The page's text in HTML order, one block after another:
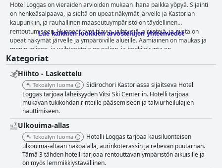
Hotel Loggas on vieraiden arvioiden mukaan ihana paikka yöpyä. Sijainti
on henkeäsalpaava, ja sieltä on upeat näkymät järvelle ja Kastorian
kaupunkiin, ja rauhallinen maaseutuympäristö on täydellinen
rentoutumiseen. Huoneet ovat tilavia, viihtyisiä ja siistejä, ja niistä on
upeat näkymät järvelle ja ympäröiville alueille. Aamiainen on maukas ja
monipuolinen, ja vaihtoehtoja on paljon, ja henkilökunta on
poikkeuksellisen avuliasta ja ystävällistä, ja he ovat osoittaneet
erinomaista vieraanvaraisuutta vaikeista olosuhteista huolimatta. Vieraat
nauttivat uima-altaasta ja baarikahvilasta avautuvasta upeasta
näköalasta, ja ympäröivä ympäristö on hyvin hoidettu ja tarjoaa
seesteisen ilmapiirin, joka sopii yhteen erinomaisen palvelun kanssa.
Joillakin asiakkailla oli ongelmia, jotka liittyivät hotellin tiettyjen alueiden
kunnossapitoon, kylmään ruokaan aamiaisella, uima-altaan
henkilökunnan tehottomuuteen ja uima-altaan veden kylmyyteen, mutta
nämä olivat yksittäisiä tapauksia, jotka eivät heikentäneet
kokonaiskokemusta. Yhteenvetona voidaan todeta, että jos etsit upeaa
majoituspaikkaa, josta on henkeäsalpaavat näkymät ja loistava palvelu
rauhallisessa maaseutuympäristössä, Hotel Loggas tarjoaa sen.
Lue kaikkien luokkien arvostelujen yhteenvedot
Kategoriat
Hiihto - Laskettelu
Tekoälyn luoma
Sidirochori Kastoriassa sijaitseva Hotel
Loggas tarjoaa läheisyyden Vitsi Ski Centeriin. Hotelli tarjoaa
mukavan tukikohdan rinteille pääsemiseen ja talviurheilulajien
nauttimiseen.
Ulkouima-allas
Tekoälyn luoma
Hotelli Loggas tarjoaa kausiluonteisen
ulkouima-altaan näköalalla, aurinkoterassin ja rehevän puutarhan.
Tämä 3 tähden hotelli tarjoaa rentouttavan ympäristön aikuisille ja
on myös lemmikkiystävällinen.